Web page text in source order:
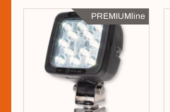
PREMIUMline